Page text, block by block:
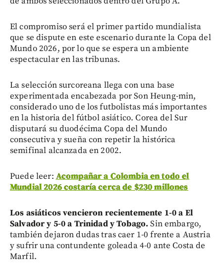
El compromiso será el primer partido mundialista
que se dispute en este escenario durante la Copa del
Mundo 2026, por lo que se espera un ambiente
espectacular en las tribunas.
La selección surcoreana llega con una base
experimentada encabezada por Son Heung-min,
considerado uno de los futbolistas más importantes
en la historia del fútbol asiático. Corea del Sur
disputará su duodécima Copa del Mundo
consecutiva y sueña con repetir la histórica
semifinal alcanzada en 2002.
Puede leer: Acompañar a Colombia en todo el
Mundial 2026 costaría cerca de $230 millones
Los asiáticos vencieron recientemente 1-0 a El
Salvador y 5-0 a Trinidad y Tobago.Sin embargo,
también dejaron dudas tras caer 1-0 frente a Austria
y sufrir una contundente goleada 4-0 ante Costa de
Marfil.